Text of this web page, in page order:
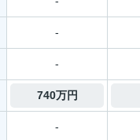
-
-
740万円
-